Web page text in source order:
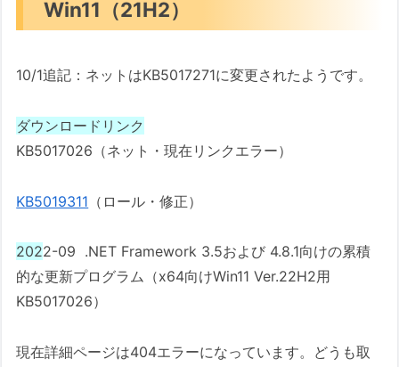
Win11（21H2）
10/1追記：ネットはKB5017271に変更されたようです。
ダウンロードリンク
KB5017026（ネット・現在リンクエラー）
KB5019311 （ロール・修正）
2022-09 .NET Framework 3.5および 4.8.1向けの累積
的な更新プログラム（x64向けWin11 Ver.22H2用
KB5017026）
現在詳細ページは404エラーになっています。どうも取